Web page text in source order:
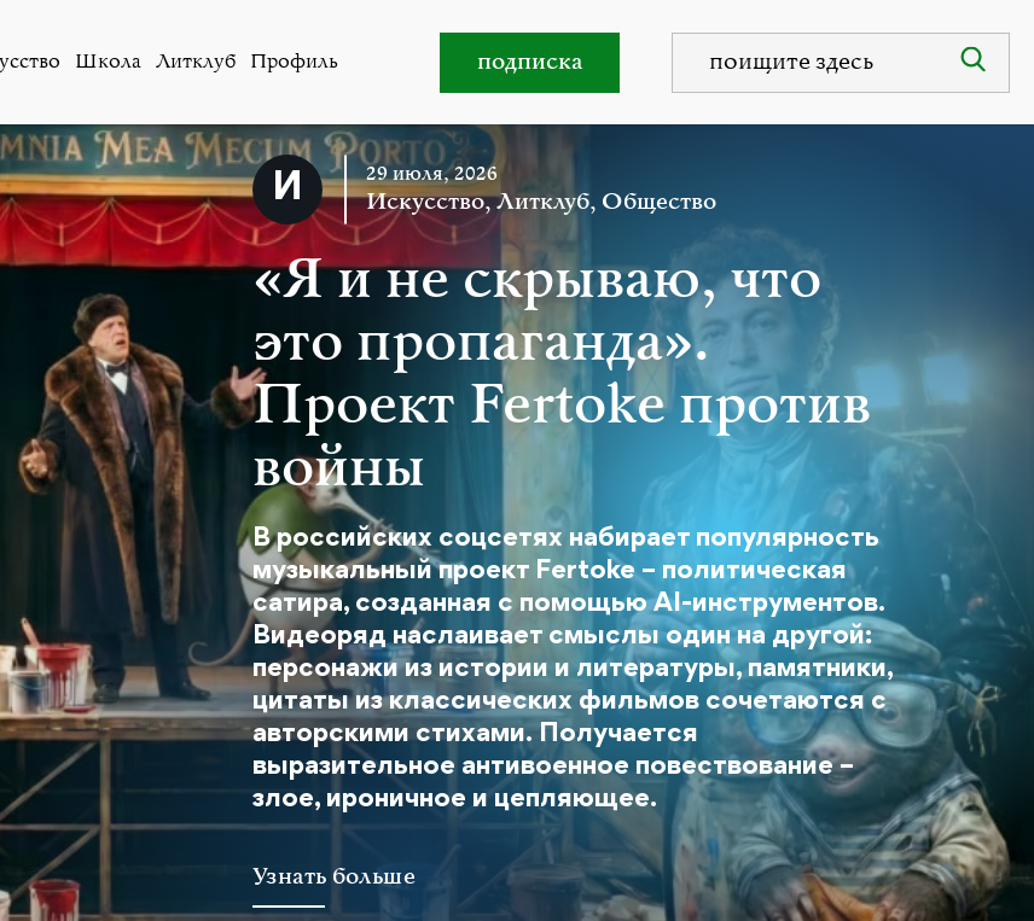
Школа Литклуб Профиль подписка
событиях и судьбах эмигрантов в Швейцарии для креативных, активных, неравнодушных
29 июля, 2026
Искусство,Литклуб, Общество
«Я и не скрываю, что
это пропаганда».
Проект Fertoke против
войны
В российских соцсетях набирает популярность
музыкальный проект Fertoke – политическая
сатира, созданная с помощью AI-инструментов.
Видеоряд наслаивает смыслы один на другой:
персонажи из истории и литературы, памятники,
цитаты из классических фильмов сочетаются с
авторскими стихами. Получается
выразительное антивоенное повествование –
злое, ироничное и цепляющее.
Узнать больше